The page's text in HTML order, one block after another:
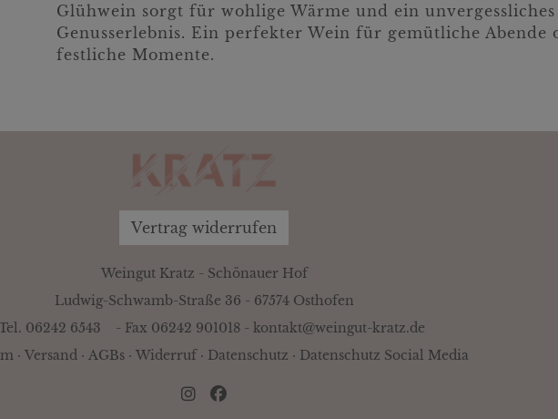
Glühwein sorgt für wohlige Wärme und ein unvergessliches
Genusserlebnis. Ein perfekter Wein für gemütliche Abende
festliche Momente.
Vertrag widerrufen
Weingut Kratz - Schönauer Hof
Ludwig-Schwamb-Straße 36 - 67574 Osthofen
06242 6543
- Fax 06242 901018 - kontakt@weingut-kratz.de
· Versand · AGBs · Widerruf· Datenschutz · Datenschutz Social Media